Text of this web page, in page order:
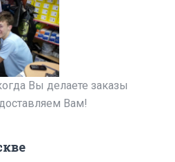
Вы делаете заказы
Вам!